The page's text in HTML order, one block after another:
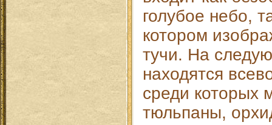
голубое небо,
котором
тучи. На
находятся
среди которых
тюльпаны,